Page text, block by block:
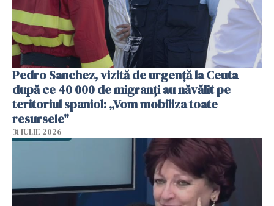
Pedro Sanchez, vizită de urgență la Ceuta
după ce 40 000 de migranți au năvălit pe
teritoriul spaniol: „Vom mobiliza toate
resursele"
31 IULIE 2026